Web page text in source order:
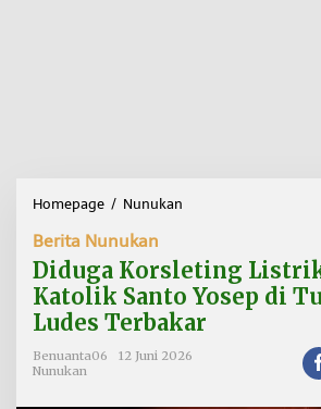
Homepage / Nunukan
u
g
a
K
r
Berita Nunukan
Diduga Korsleting
Katolik Santo Yosep di
Ludes Terbakar
Benuanta06
12 Juni 2026
Nunukan